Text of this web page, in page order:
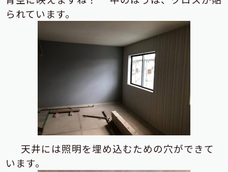
られています。
天井には照明を埋め込むための穴ができて
います。